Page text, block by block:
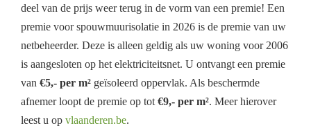
deel van de prijs weer terug in de vorm van een premie! Een
premie voor spouwmuurisolatie in 2026 is de premie van uw
netbeheerder. Deze is alleen geldig als uw woning voor 2006
is aangesloten op het elektriciteitsnet. U ontvangt een premie
van €5,- per m² geïsoleerd oppervlak. Als beschermde
afnemer loopt de premie op tot €9,- per m². Meer hierover
leest u op vlaanderen.be.